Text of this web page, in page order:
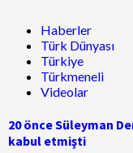
Haberler
Türk Dünyası
Türkiye
Türkmeneli
Videolar
20 önce Süleyman
kabul etmişti